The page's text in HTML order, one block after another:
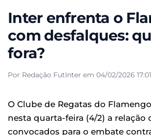
Inter enfrenta o
com desfalques:
fora?
Por Redação FutInter em 04/02/2026 17:01
O Clube de Regatas do
nesta quarta-feira (4/2) a relação
convocados para o embate